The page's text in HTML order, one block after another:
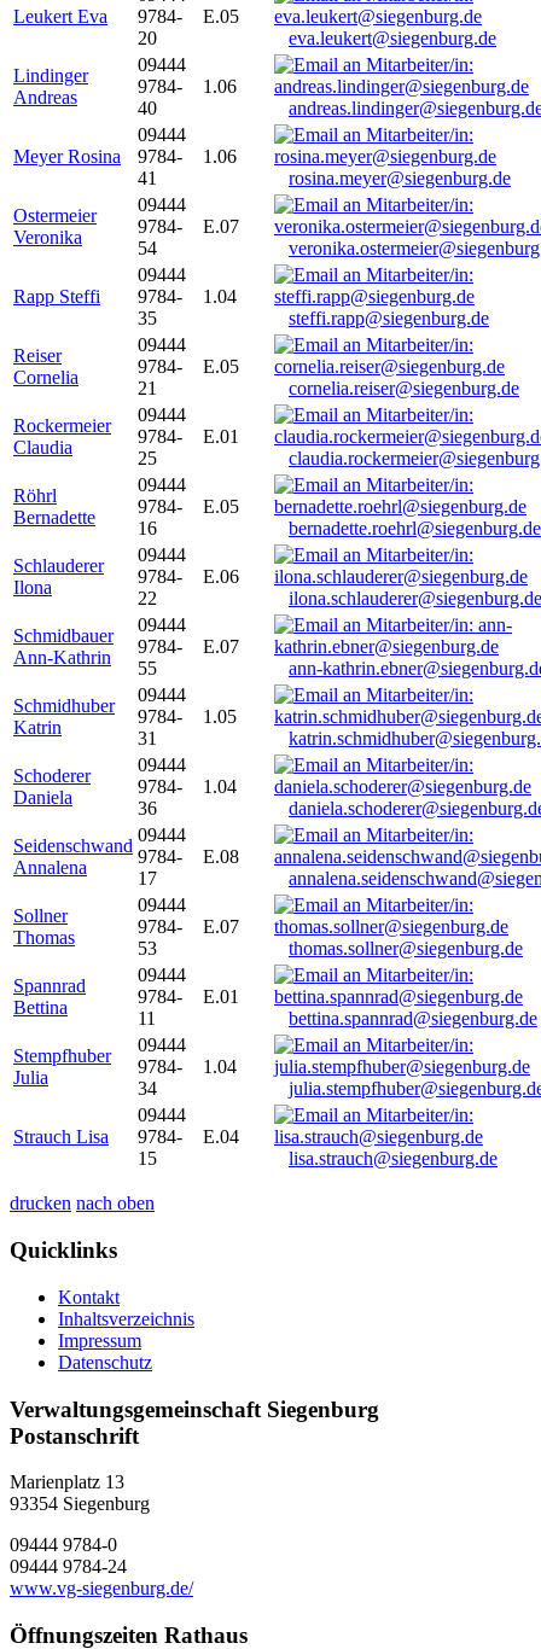
Leukert Eva
9784-
20
E.05
eva.leukert@siegenburg.de
Lindinger
Andreas
09444
9784-
40
1.06
Meyer Rosina
09444
9784-
41
1.06
rosina.meyer@siegenburg.de
Ostermeier
Veronika
09444
9784-
54
E.07
Rapp Steffi
09444
9784-
35
1.04
steffi.rapp@siegenburg.de
Reiser
Cornelia
09444
9784-
21
E.05
cornelia.reiser@siegenburg.de
Rockermeier
Claudia
09444
9784-
25
E.01
Röhrl
Bernadette
09444
9784-
16
E.05
bernadette.roehrl@siegenburg.de
Schlauderer
Ilona
09444
9784-
22
E.06
ilona.schlauderer@siegenburg.de
Schmidbauer
Ann-Kathrin
09444
9784-
55
E.07
ann-
Schmidhuber
Katrin
09444
9784-
31
1.05
Schoderer
Daniela
09444
9784-
36
1.04
Seidenschwand
Annalena
09444
9784-
17
E.08
Sollner
Thomas
09444
9784-
53
E.07
thomas.sollner@siegenburg.de
Spannrad
Bettina
09444
9784-
11
E.01
bettina.spannrad@siegenburg.de
Stempfhuber
Julia
09444
9784-
34
1.04
Strauch Lisa
09444
9784-
15
E.04
lisa.strauch@siegenburg.de
drucken nach oben
Quicklinks
Kontakt
Inhaltsverzeichnis
Impressum
Datenschutz
Verwaltungsgemeinschaft Siegenburg
Postanschrift
Marienplatz 13
93354 Siegenburg
09444 9784-0
09444 9784-24
www.vg-siegenburg.de/
Öffnungszeiten Rathaus